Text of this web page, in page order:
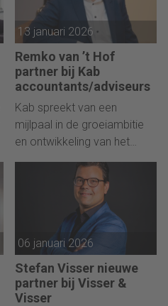
13 januari 2026
Remko van ’t Hof
partner bij Kab
accountants/adviseurs
Kab spreekt van een
mijlpaal in de groeiambitie
en ontwikkeling van het
06 januari 2026
Stefan Visser nieuwe
partner bij Visser &
Visser